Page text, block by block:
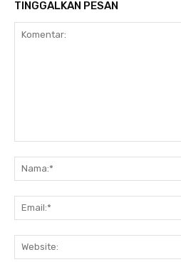
TINGGALKAN PESAN